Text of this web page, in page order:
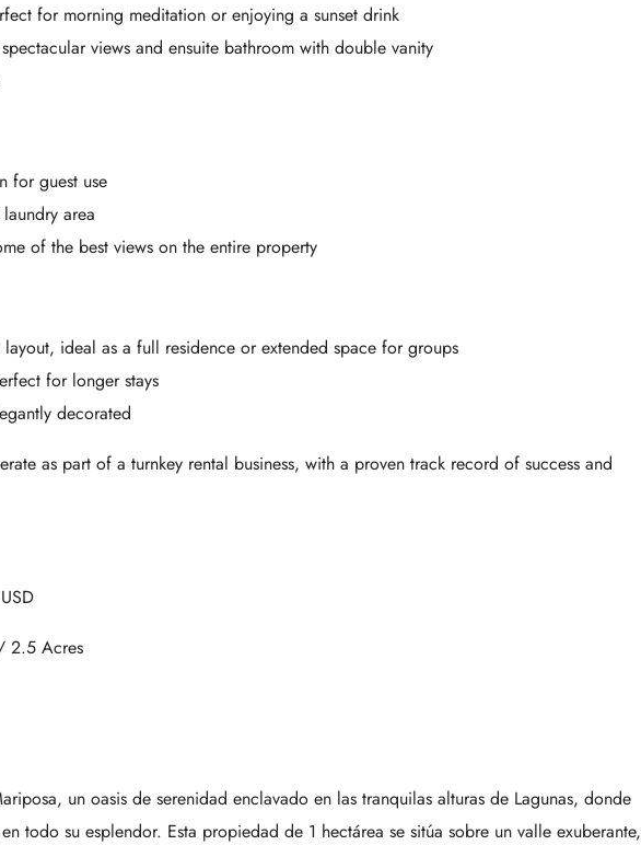
for morning meditation or enjoying a sunset drink
views and ensuite bathroom with double vanity
for guest use
area
of the best views on the entire property
ideal as a full residence or extended space for groups
for longer stays
decorated
as part of a turnkey rental business, with a proven track record of success and
2.5 Acres
un oasis de serenidad enclavado en las tranquilas alturas de Lagunas, donde
todo su esplendor. Esta propiedad de 1 hectárea se sitúa sobre un valle exuberante,